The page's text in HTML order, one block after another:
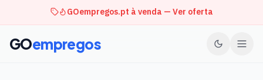
GOempregos.pt à venda — Ver oferta
GOempregos